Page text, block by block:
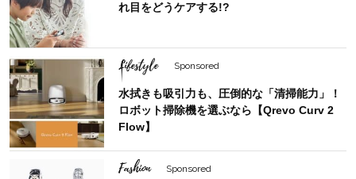
れ目をどうケアする!?
Lifestyle Sponsored
水拭きも吸引力も、圧倒的な「清掃能力」！
ロボット掃除機を選ぶなら【Qrevo Curv 2
Flow】
Fashion Sponsored